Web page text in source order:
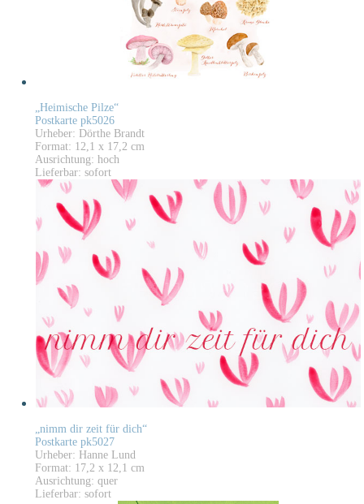
„Heimische Pilze“
Postkarte pk5026
Urheber: Dörthe Brandt
Format: 12,1 x 17,2 cm
Ausrichtung: hoch
Lieferbar: sofort
„nimm dir zeit für dich“
Postkarte pk5027
Urheber: Hanne Lund
Format: 17,2 x 12,1 cm
Ausrichtung: quer
Lieferbar: sofort